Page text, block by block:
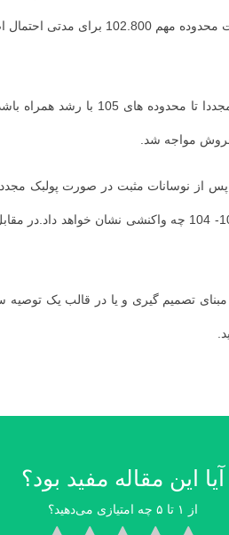
افزایش می یابد.
در تایم فریم کوتاه مدت در آخرین
تصمیم گیری و یا در قالب یک توصیه
آیا این مقاله مفید بود؟
از ۱ تا ۵ چه امتیازی می‌دهید؟